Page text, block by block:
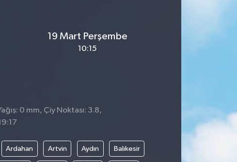
19 Mart Perşembe
10:15
0 mm, Çiy Noktası: 3.8,
Ardahan Artvin Aydın Balıkesir